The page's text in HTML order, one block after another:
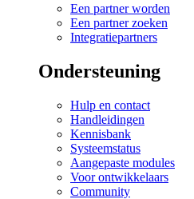
Een partner worden
Een partner zoeken
Integratiepartners
Ondersteuning
Hulp en contact
Handleidingen
Kennisbank
Systeemstatus
Aangepaste modules
Voor ontwikkelaars
Community